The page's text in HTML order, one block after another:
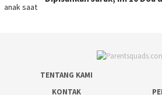
TENTANG KAMI
KONTAK